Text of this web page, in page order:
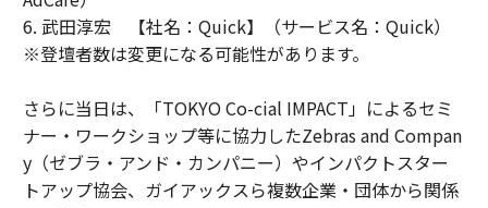
6. 武田淳宏 【社名：Quick】（サービス名：Quick）
※登壇者数は変更になる可能性があります。
さらに当日は、「TOKYO Co-cial IMPACT」によるセミ
ナー・ワークショップ等に協力したZebras and Compan
y（ゼブラ・アンド・カンパニー）やインパクトスター
トアップ協会、ガイアックスら複数企業・団体から関係